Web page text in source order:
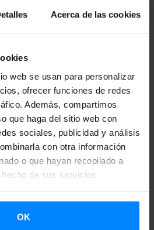
Acerca de las cookies
web se usan para personalizar
ofrecer funciones de redes
Además, compartimos
que haga del sitio web con
sociales, publicidad y análisis
con otra información
o que hayan recopilado a
de sus servicios.
OK
24
Ago 2025
FRINGE - DANCE